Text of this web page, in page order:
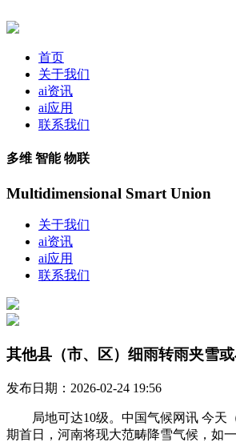
首页
关于我们
ai资讯
ai应用
联系我们
多维 智能 物联
Multidimensional Smart Union
关于我们
ai资讯
ai应用
联系我们
其他县（市、区）细雨转雨夹雪
发布日期：2026-02-24 19:56
局地可达10级。中国气候网讯 今天
期首日，河南将现大范畴降雪气候，如